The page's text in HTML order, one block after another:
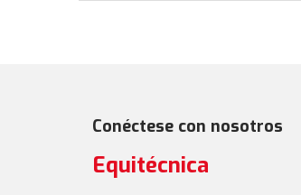
Conéctese con nosotros
Equitécnica